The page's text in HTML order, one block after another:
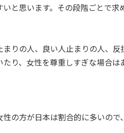
と思います。その段階ごとで求
りの人、良い人止まりの人、
り、女性を尊重しすぎな場合は
の方が日本は割合的に多いので